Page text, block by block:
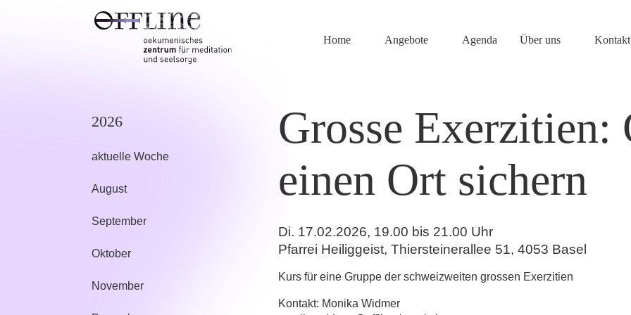
Home Angebote Agenda Über uns Kontakt
2026
aktuelle Woche
August
September
Oktober
November
Grosse Exerzitien:
einen Ort sichern
Di. 17.02.2026, 19.00 bis 21.00 Uhr
Pfarrei Heiliggeist, Thiersteinerallee 51, 4053 Basel
Kurs für eine Gruppe der schweizweiten grossen Exerzitien
Kontakt: Monika Widmer